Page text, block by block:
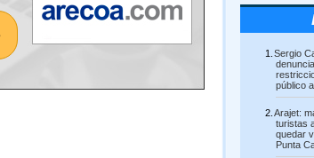
Sergio
público
Arajet:
turistas
quedar
Punta